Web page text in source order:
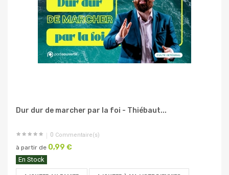
Dur dur de marcher par la foi - Thiébaut...
0 Commentaire(s)
à partir de 0,99 €
En Stock